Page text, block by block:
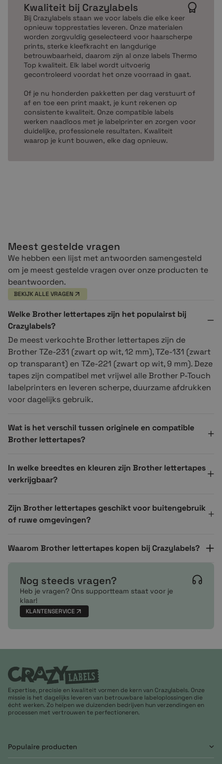
Kwaliteit bij Crazylabels
Bij Crazylabels staan we voor labels die elke keer
opnieuw topprestaties leveren. Onze materialen
worden zorgvuldig geselecteerd voor haarscherpe
prints, sterke kleefkracht en langdurige
betrouwbaarheid, daarom zijn al onze labels Thermo
Top kwaliteit. Elk label wordt uitvoerig
gecontroleerd voordat het onze voorraad in gaat.
Of je nu honderden pakketten per dag verstuurt of
af en toe een print maakt, je kunt rekenen op
consistente kwaliteit. Onze compatible labels
werken naadloos met je labelprinter en zorgen voor
duidelijke, professionele resultaten. Kwaliteit
waarop je kunt bouwen, elke dag opnieuw.
Meest gestelde vragen
We hebben een lijst met antwoorden samengesteld
om je meest gestelde vragen over onze producten te
beantwoorden.
BEKIJK ALLE VRAGEN
Welke Brother lettertapes zijn het populairst bij
Crazylabels?
De meest verkochte Brother lettertapes zijn de
Brother TZe-231 (zwart op wit, 12 mm), TZe-131 (zwart
op transparant) en TZe-221 (zwart op wit, 9 mm). Deze
tapes zijn compatibel met vrijwel alle Brother P-Touch
labelprinters en leveren scherpe, duurzame afdrukken
voor dagelijks gebruik.
Wat is het verschil tussen originele en compatible
Brother lettertapes?
In welke breedtes en kleuren zijn Brother lettertapes
verkrijgbaar?
Zijn Brother lettertapes geschikt voor buitengebruik
of ruwe omgevingen?
Waarom Brother lettertapes kopen bij Crazylabels?
Nog steeds vragen?
Heb je vragen? Ons supportteam staat voor je
klaar!
KLANTENSERVICE
Expertise, precisie en kwaliteit vormen de kern van Crazylabels. Onze
missie is het dagelijks leveren van betrouwbare labeloplossingen die
écht werken. Zo helpen we duizenden bedrijven hun verzendingen en
processen met vertrouwen te perfectioneren.
Populaire producten